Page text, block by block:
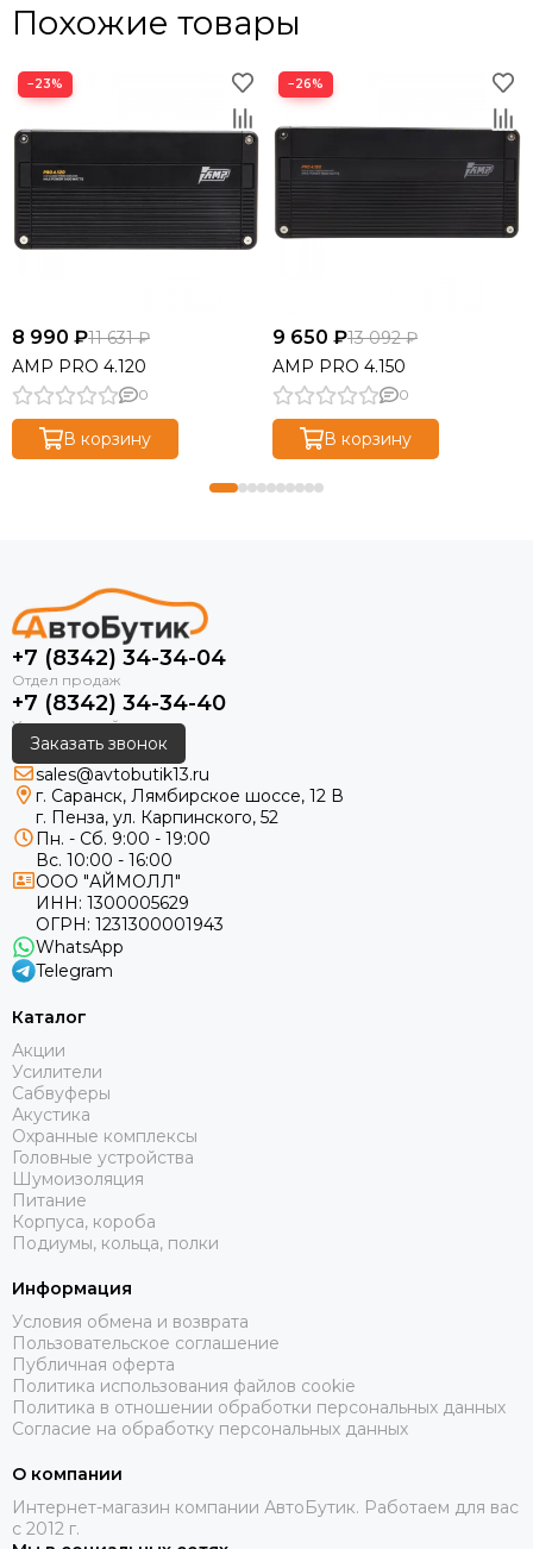
Похожие товары
−23%
8 990 ₽11 631 ₽
AMP PRO 4.120
0
В корзину
−26%
9 650 ₽13 092 ₽
AMP PRO 4.150
0
В корзину
+7 (8342) 34-34-04
+7 (8342) 34-34-40
Заказать звонок
sales@avtobutik13.ru
г. Саранск, Лямбирское шоссе, 12 В
г. Пенза, ул. Карпинского, 52
Пн. - Сб. 9:00 - 19:00
Вс. 10:00 - 16:00
ООО "АЙМОЛЛ"
ИНН: 1300005629
ОГРН: 1231300001943
WhatsApp
Telegram
Каталог
Акции
Усилители
Сабвуферы
Акустика
Охранные комплексы
Головные устройства
Шумоизоляция
Питание
Корпуса, короба
Подиумы, кольца, полки
Информация
Условия обмена и возврата
Пользовательское соглашение
Публичная оферта
Политика использования файлов cookie
Политика в отношении обработки персональных данных
Согласие на обработку персональных данных
О компании
Интернет-магазин компании АвтоБутик. Работаем для вас
с 2012 г.